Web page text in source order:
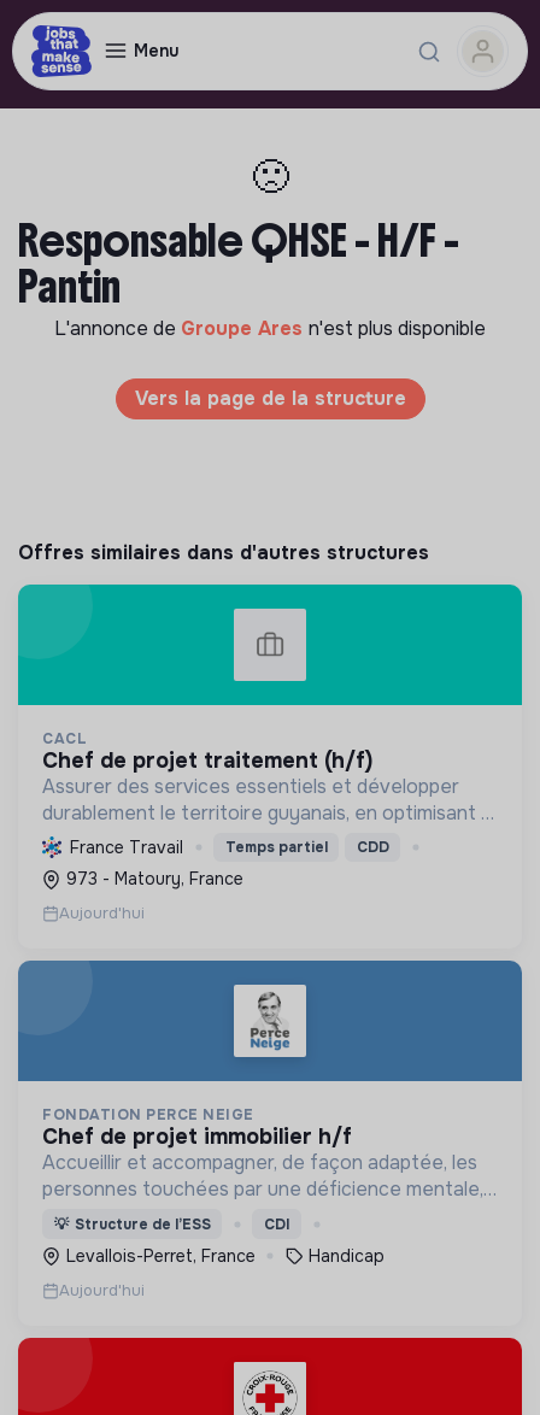
Menu
🙁
Responsable QHSE - H/F -
Pantin
L'annonce de Groupe Ares n'est plus disponible
Vers la page de la structure
Offres similaires dans d'autres structures
CACL
chef de projet traitement (h/f)
Assurer des services essentiels et développer
durablement le territoire guyanais, en optimisant la
gestion des ressources et en promouvant la
transition écologique et sociale.
France Travail Temps partiel CDD
973 - Matoury, France
Aujourd'hui
FONDATION PERCE NEIGE
chef de projet immobilier h/f
Accueillir et accompagner, de façon adaptée, les
personnes touchées par une déficience mentale,
un handicap physique ou psychique
💡 Structure de l’ESS CDI
Levallois-Perret, France Handicap
Aujourd'hui